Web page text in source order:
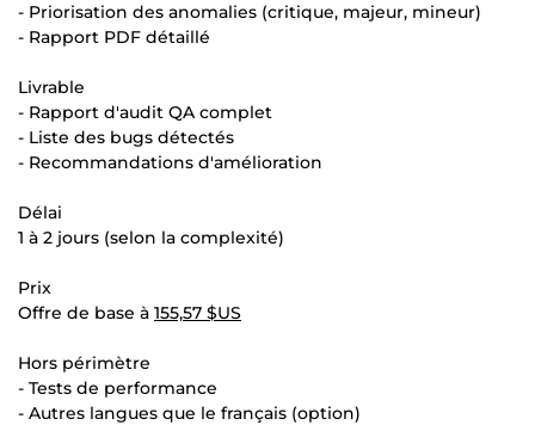
- Priorisation des anomalies (critique, majeur, mineur)
- Rapport PDF détaillé
Livrable
- Rapport d'audit QA complet
- Liste des bugs détectés
- Recommandations d'amélioration
Délai
1 à 2 jours (selon la complexité)
Prix
Offre de base à 155,57 $US
Hors périmètre
- Tests de performance
- Autres langues que le français (option)